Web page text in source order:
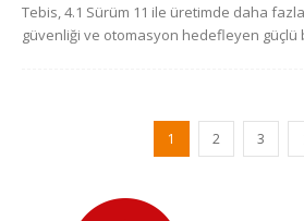
Tebis, 4.1 Sürüm 11 ile üretimde daha
güvenliği ve otomasyon hedefleyen güçlü
1 2 3